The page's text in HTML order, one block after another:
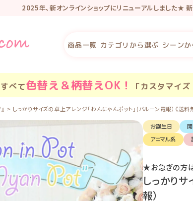
2025年、新オンラインショップにリニューアルしました★
リニューアル記念で新規会員登録で100P・既存会員
商品一覧 カテゴリから選ぶ シーン
べて色替え＆柄替えOK！ 「カスタマイ
しっかりサイズの卓上アレンジ「わんにゃんポット」(バルーン電報）《送
お誕生日
アニマル系
★お急ぎの方は
しっかり
報）